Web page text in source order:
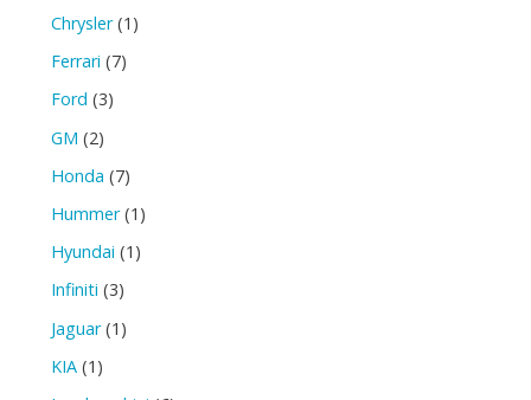
Chrysler(1)
Ferrari (7)
Ford (3)
GM (2)
Honda (7)
Hummer(1)
Hyundai (1)
Infiniti (3)
Jaguar(1)
KIA (1)